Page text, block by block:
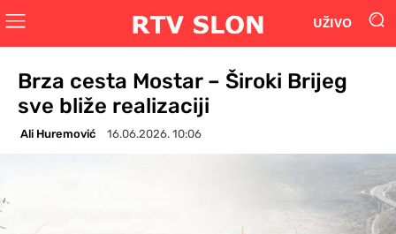
UŽIVO
Brza cesta Mostar – Široki Brijeg
sve bliže realizaciji
Ali Huremović 16.06.2026. 10:06